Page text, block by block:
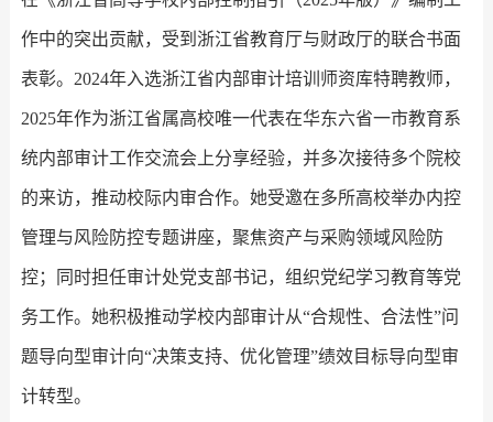
作中的突出贡献，受到浙江省教育厅与财政厅的联合书面
表彰。2024年入选浙江省内部审计培训师资库特聘教师，
2025年作为浙江省属高校唯一代表在华东六省一市教育系
统内部审计工作交流会上分享经验，并多次接待多个院校
的来访，推动校际内审合作。她受邀在多所高校举办内控
管理与风险防控专题讲座，聚焦资产与采购领域风险防
控；同时担任审计处党支部书记，组织党纪学习教育等党
务工作。她积极推动学校内部审计从“合规性、合法性”问
题导向型审计向“决策支持、优化管理”绩效目标导向型审
计转型。